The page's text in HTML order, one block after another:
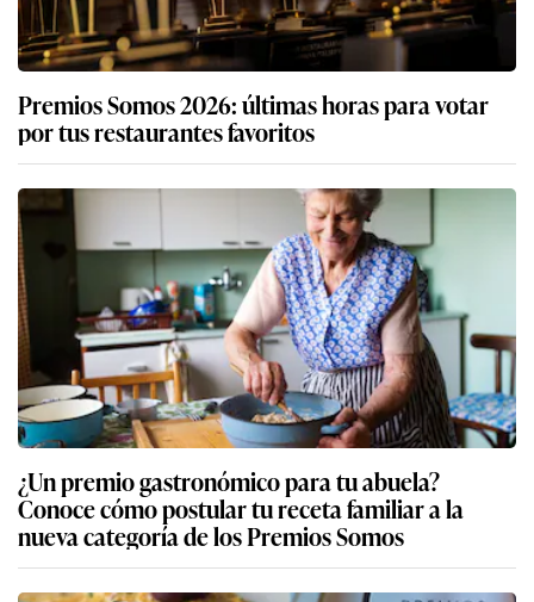
Premios Somos 2026: últimas horas para votar
por tus restaurantes favoritos
¿Un premio gastronómico para tu abuela?
Conoce cómo postular tu receta familiar a la
nueva categoría de los Premios Somos